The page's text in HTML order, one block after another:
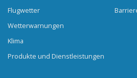
Flugwetter
Wetterwarnungen
Klima
Produkte und Dienstleistungen